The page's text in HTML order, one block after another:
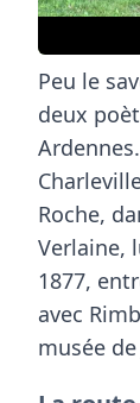
Peu le
deux
Roche,
Verlaine,
1877,
avec
musée